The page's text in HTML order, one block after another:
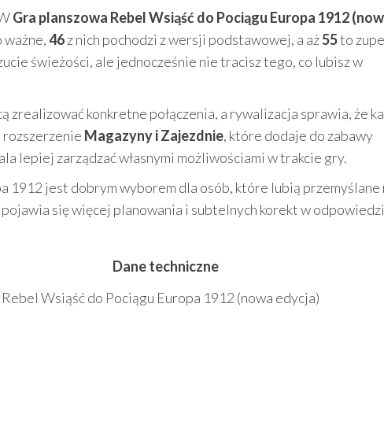
Gra planszowa Rebel Wsiąść do Pociągu Europa 1912
ważne,46z nich pochodzi z wersji podstawowej, a aż55to
świeżości, ale jednocześnie nie tracisz tego, co lubisz w
zrealizować konkretne połączenia, a rywalizacja sprawia, że
rozszerzenie Magazyny i Zajezdnie, które dodaje do zabawy
lepiej zarządzać własnymi możliwościami w trakcie gry.
1912 jest dobrym wyborem dla osób, które lubią przemyślane
się więcej planowania i subtelnych korekt w
Dane techniczne
Wsiąść do Pociągu Europa 1912 (nowa edycja)